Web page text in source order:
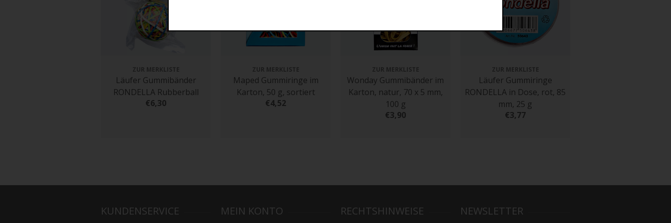
Läufer Gummibänder
RONDELLA Rubberball
€6,30
Maped Gummiringe im
Karton, 50 g, sortiert
€4,52
Wonday Gummibänder im
Karton, natur, 70 x 5 mm,
100 g
€3,90
Läufer Gummiringe
RONDELLA in Dose, rot, 85
mm, 25 g
€3,77
KUNDENSERVICE MEIN KONTO RECHTSHINWEISE NEWSLETTER